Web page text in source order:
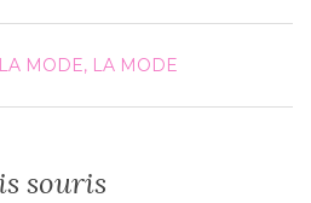
MODE, LA MODE
souris